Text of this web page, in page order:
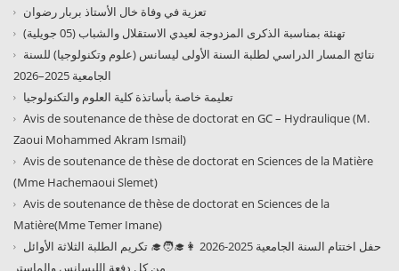
تعزية في وفاة خال الأستاذ بربار رضوان
تهنئة بمناسبة الذكرى المزدوجة لعيدي الاستقلال والشباب (05 جويلية)
نتائج المسار الدراسي لطلبة السنة الأولى ليسانس (علوم وتكنولوجيا) للسنة
الجامعية 2025–2026
تعليمة خاصة بأساتذة كلية العلوم والتكنولوجيا
Avis de soutenance de thèse de doctorat en GC – Hydraulique (M.
Zaoui Mohammed Akram Ismail)
Avis de soutenance de thèse de doctorat en Sciences de la Matière
(Mme Hachemaoui Slemet)
Avis de soutenance de thèse de doctorat en Sciences de la
Matière(Mme Temer Imane)
حفل اختتام السنة الجامعية 2025-2026 👩‍🎓🧑‍🎓 تكريم الطلبة الثلاثة الأوائل
من كل دفعة الليسانس والماستر